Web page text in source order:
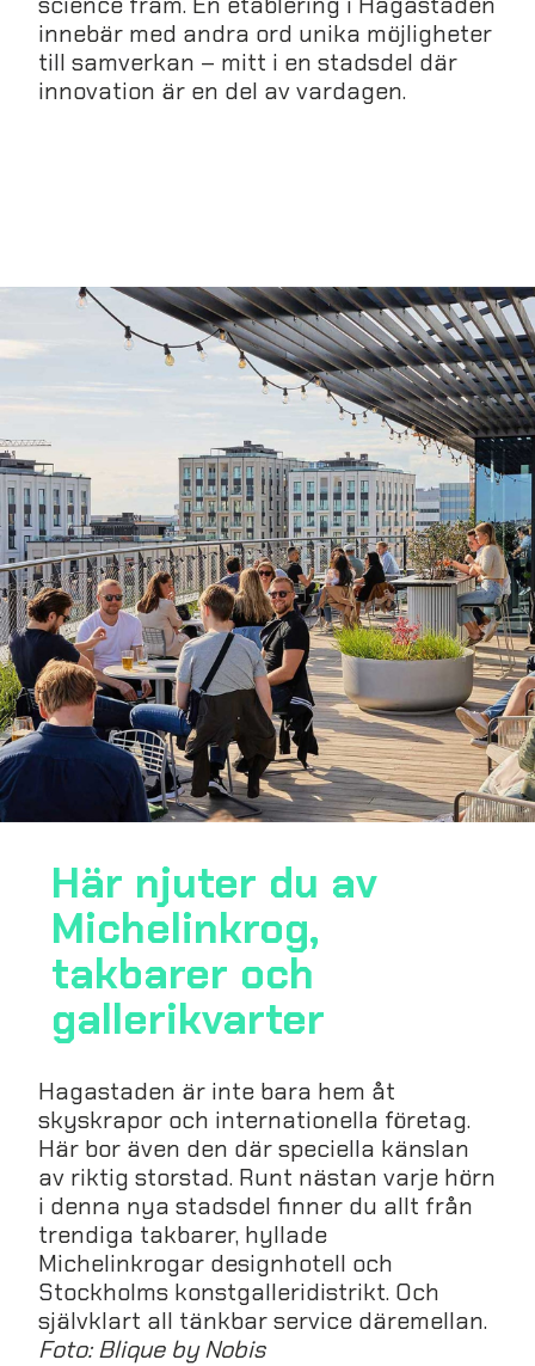
innebär med andra ord unika möjligheter
till samverkan – mitt i en stadsdel där
innovation är en del av vardagen.
Här njuter du av
Michelinkrog,
takbarer och
gallerikvarter
Hagastaden är inte bara hem åt
skyskrapor och internationella företag.
Här bor även den där speciella känslan
av riktig storstad. Runt nästan varje hörn
i denna nya stadsdel finner du allt från
trendiga takbarer, hyllade
Michelinkrogar designhotell och
Stockholms konstgalleridistrikt. Och
självklart all tänkbar service däremellan.
Foto: Blique by Nobis